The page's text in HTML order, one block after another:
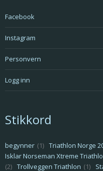
Facebook
Instagram
Personvern
Logg inn
Stikkord
begynner (1) Triathlon Norge
Isklar Norseman Xtreme
(2) Trollveggen Triathlon (1)